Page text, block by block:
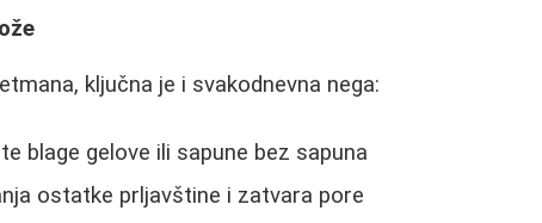
ključna je i svakodnevna nega:
blage gelove ili sapune bez sapuna
ostatke prljavštine i zatvara pore